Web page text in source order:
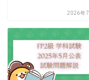
2026年7